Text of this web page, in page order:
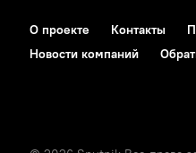
О проекте Контакты
Новости компаний